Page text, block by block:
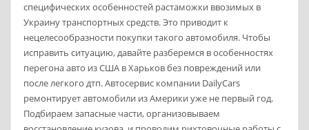
специфических особенностей растаможки ввозимых в
Украину транспортных средств. Это приводит к
нецелесообразности покупки такого автомобиля. Чтобы
исправить ситуацию, давайте разберемся в особенностях
перегона авто из США в Харьков без повреждений или
после легкого дтп. Автосервис компании DailyCars
ремонтирует автомобили из Америки уже не первый год.
Подбираем запасные части, организовываем